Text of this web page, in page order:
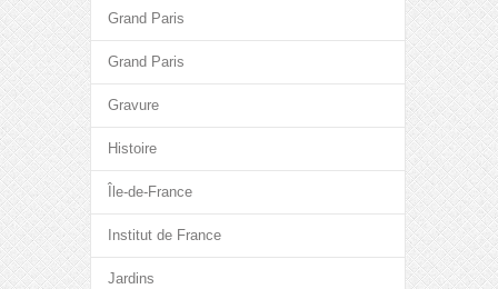
Grand Paris
Grand Paris
Gravure
Histoire
Île-de-France
Institut de France
Jardins